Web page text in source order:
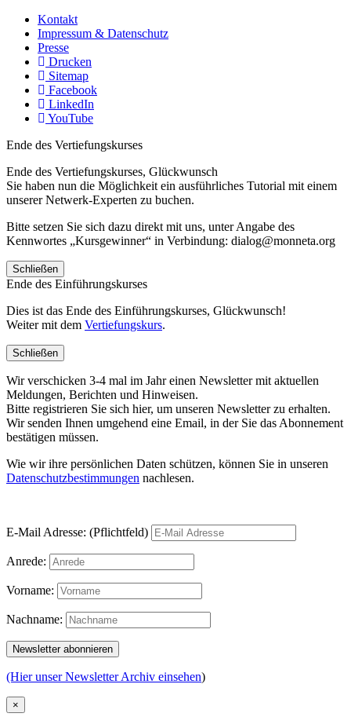
Kontakt
Impressum & Datenschutz
Presse
Drucken
Sitemap
Facebook
LinkedIn
YouTube
Ende des Vertiefungskurses
Ende des Vertiefungskurses, Glückwunsch
Sie haben nun die Möglichkeit ein ausführliches Tutorial mit einem
unserer Netwerk-Experten zu buchen.
Bitte setzen Sie sich dazu direkt mit uns, unter Angabe des
Kennwortes „Kursgewinner“ in Verbindung: dialog@monneta.org
Schließen
Ende des Einführungskurses
Dies ist das Ende des Einführungskurses, Glückwunsch!
Weiter mit dem Vertiefungskurs.
Schließen
Wir verschicken 3-4 mal im Jahr einen Newsletter mit aktuellen
Meldungen, Berichten und Hinweisen.
Bitte registrieren Sie sich hier, um unseren Newsletter zu erhalten.
Wir senden Ihnen umgehend eine Email, in der Sie das Abonnement
bestätigen müssen.
Wie wir ihre persönlichen Daten schützen, können Sie in unseren
Datenschutzbestimmungen nachlesen.
E-Mail Adresse: (Pflichtfeld)
Anrede:
Vorname:
Nachname:
(Hier unser Newsletter Archiv einsehen)
×